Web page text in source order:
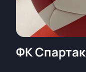
ФК Спартак